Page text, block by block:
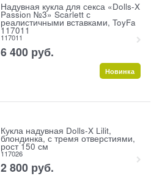
Надувная кукла для секса «Dolls-X
Passion №3» Scarlett с
реалистичными вставками, ToyFa
117011
117011
6 400 руб.
Новинка
Кукла надувная Dolls-X Lilit,
блондинка, с тремя отверстиями,
рост 150 см
117026
2 800 руб.